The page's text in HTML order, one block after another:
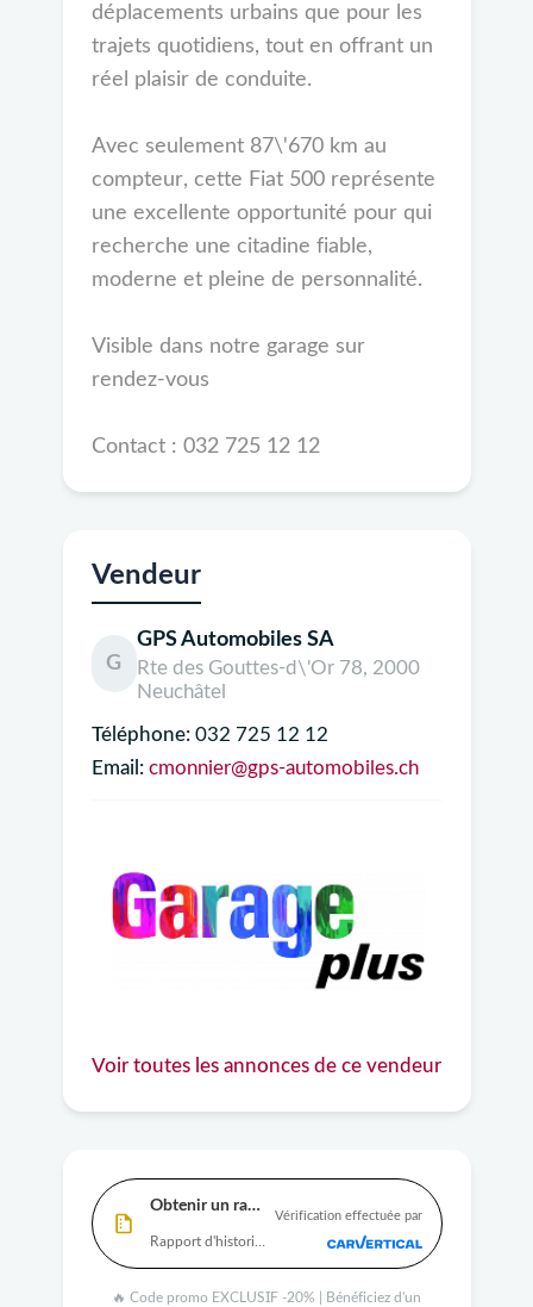
déplacements urbains que pour les
trajets quotidiens, tout en offrant un
réel plaisir de conduite.
Avec seulement 87\'670 km au
compteur, cette Fiat 500 représente
une excellente opportunité pour qui
recherche une citadine fiable,
moderne et pleine de personnalité.
Visible dans notre garage sur
rendez-vous
Contact : 032 725 12 12
Vendeur
G
GPS Automobiles SA
Rte des Gouttes-d\'Or 78, 2000
Neuchâtel
Téléphone:032 725 12 12
Email: cmonnier@gps-automobiles.ch
Voir toutes les annonces de ce vendeur
Obtenir un rapport
Vérification effectuée par
🔥 Code promo EXCLUSIF -20% | Bénéficiez d'un